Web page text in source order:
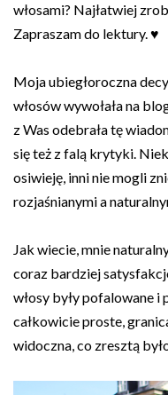
włosami? Najłatwiej
Zapraszam do lektury. ♥
Moja ubiegłoroczna
włosów wywołała na
z Was odebrała tę
się też z falą krytyki.
osiwieję, inni nie mogli
rozjaśnianymi a
Jak wiecie, mnie
coraz bardziej
włosy były pofalowane i
całkowicie proste,
widoczna, co zresztą